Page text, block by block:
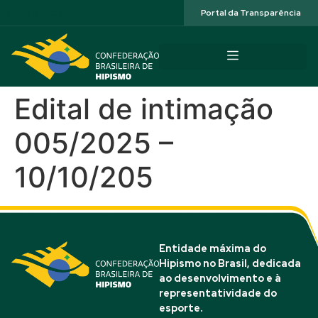
Portal da Transparência
Edital de intimação
005/2025 –
10/10/205
Entidade máxima do
Hipismo no Brasil, dedicada
ao desenvolvimento e à
representatividade do
esporte.